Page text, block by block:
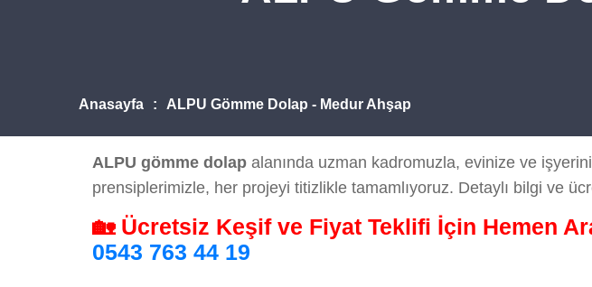
Anasayfa ALPU Gömme Dolap - Medur Ahşap
ALPU gömme dolap alanında uzman kadromuzla, evinize ve
prensiplerimizle, her projeyi titizlikle tamamlıyoruz. Detaylı bilgi ve
🏡 Ücretsiz Keşif ve Fiyat Teklifi İçin Hemen
0543 763 44 19